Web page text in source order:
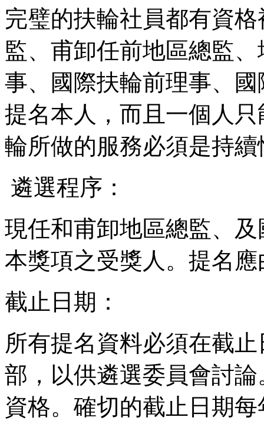
完璧的扶輪社員都有資
監、甫卸任前地區總監
事、國際扶輪前理事、
提名本人，而且一個人
輪所做的服務必須是持續
遴選程序：
現任和甫卸地區總監、
本獎項之受獎人。提名
截止日期：
所有提名資料必須在截
部，以供遴選委員會討
資格。確切的截止日期